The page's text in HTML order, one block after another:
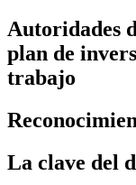
Autoridades
plan de
trabajo
La clave del